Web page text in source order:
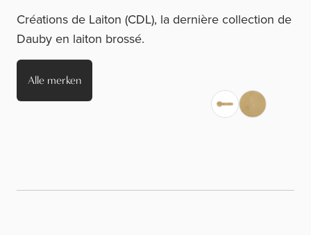
Créations de Laiton (CDL), la dernière collection de
Dauby en laiton brossé.
Alle merken